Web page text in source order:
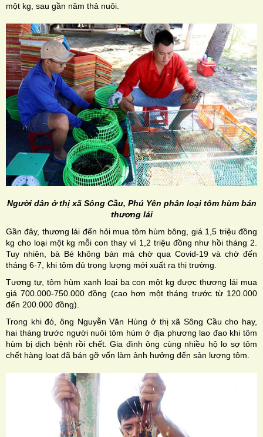
một kg, sau gần năm thả nuôi.
Người dân ở thị xã Sông Cầu, Phú Yên phân loại tôm hùm bán
thương lái
Gần đây, thương lái đến hỏi mua tôm hùm bông, giá 1,5 triệu đồng
kg cho loại một kg mỗi con thay vì 1,2 triệu đồng như hồi tháng 2.
Tuy nhiên, bà Bé không bán mà chờ qua Covid-19 và chờ đến
tháng 6-7, khi tôm đủ trọng lượng mới xuất ra thị trường.
Tương tự, tôm hùm xanh loại ba con một kg được thương lái mua
giá 700.000-750.000 đồng (cao hơn một tháng trước từ 120.000
đến 200.000 đồng).
Trong khi đó, ông Nguyễn Văn Hùng ở thị xã Sông Cầu cho hay,
hai tháng trước người nuôi tôm hùm ở địa phương lao đao khi tôm
hùm bị dịch bệnh rồi chết. Gia đình ông cùng nhiều hộ lo sợ tôm
chết hàng loạt đã bán gỡ vốn làm ảnh hưởng đến sản lượng tôm.